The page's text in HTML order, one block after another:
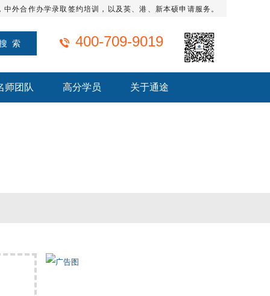
外合作办学录取签约培训，以及英、港、新本硕申请服务。
400-709-9019
师团队 高分学员 关于通途